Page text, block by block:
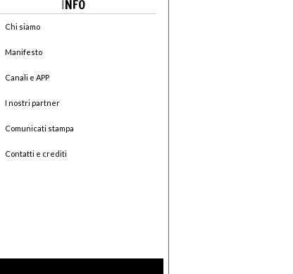
INFO
Chi siamo
Manifesto
Canali e APP
I nostri partner
Comunicati stampa
Contatti e crediti